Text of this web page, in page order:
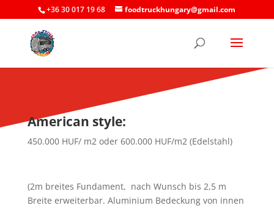
+36 30 017 19 68 foodtruckhungary@gmail.com
American style:
450.000 HUF/ m2 oder 600.000 HUF/m2 (Edelstahl)
(2m breites Fundament, nach Wunsch bis 2,5 m
Breite erweiterbar. Aluminium Bedeckung von innen